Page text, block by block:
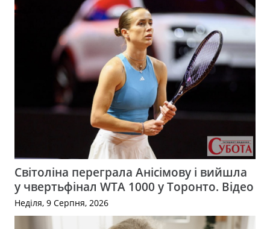
Світоліна переграла Анісімову і вийшла
у чвертьфінал WTA 1000 у Торонто. Відео
Неділя, 9 Серпня, 2026